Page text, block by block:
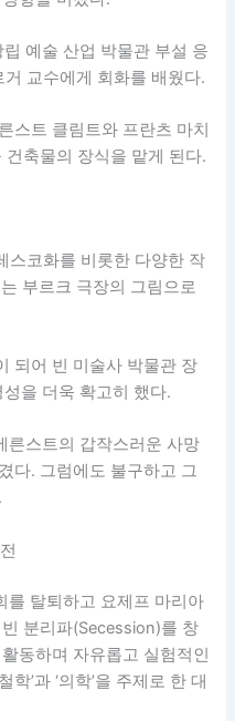
예술 산업 박물관 부설 응
교수에게 회화를 배웠다.
스트 클림트와 프란츠 마치
축물의 장식을 맡게 된다.
스코화를 비롯한 다양한 작
부르크 극장의 그림으로
되어 빈 미술사 박물관 장
성을 더욱 확고히 했다.
른스트의 갑작스러운 사망
다. 그럼에도 불구하고 그
를 탈퇴하고 요제프 마리아
분리파(Secession)를 창
동하며 자유롭고 실험적인
’과 ‘의학’을 주제로 한 대